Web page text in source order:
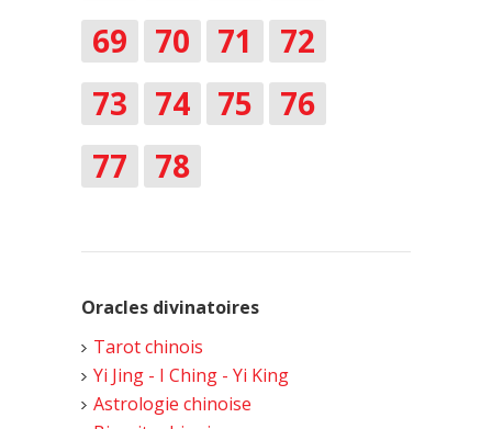
69
70 71
72
73
74 75
76
77
78
Oracles divinatoires
Tarot chinois
Yi Jing - I Ching - Yi King
Astrologie chinoise